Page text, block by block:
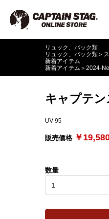
リュック、バック類
リュック、バック類 ＞
新着アイテム
新着アイテム ＞ 2024-
キャプテ
UV-95
販売価格 ￥
数量